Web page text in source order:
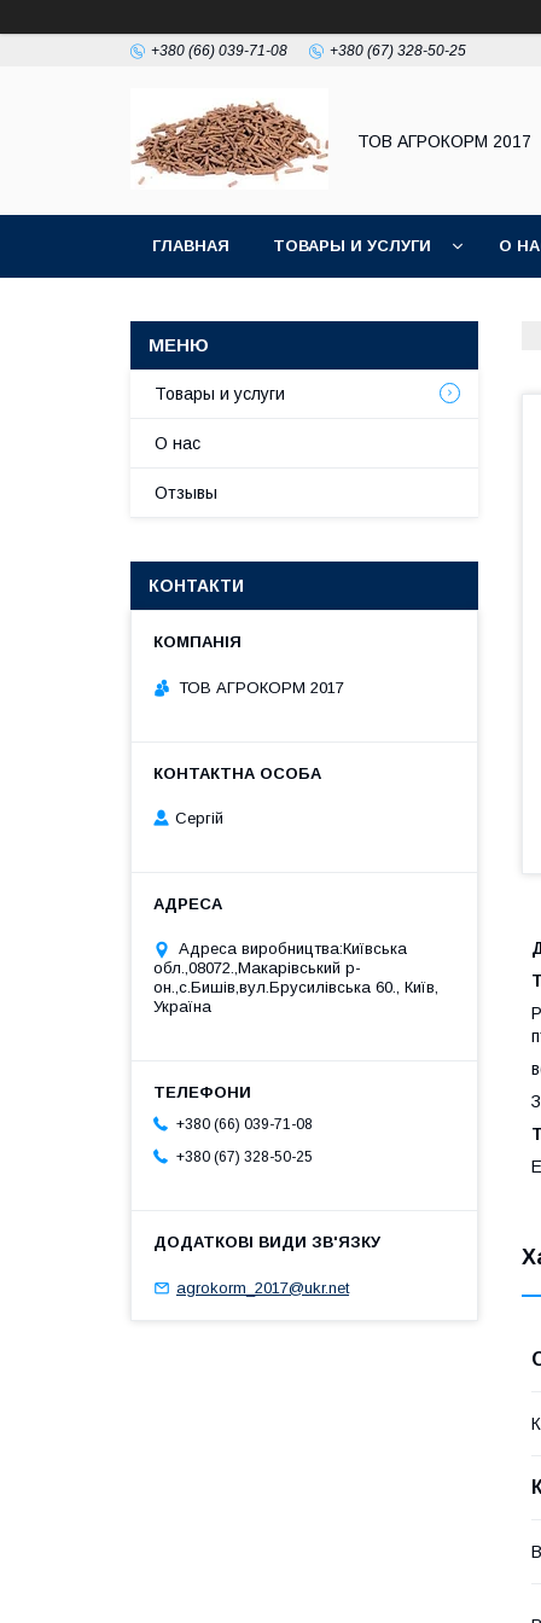
+380 (66) 039-71-08 +380 (67) 328-50-25
ТОВ АГРОКОРМ 2017
ГЛАВНАЯ ТОВАРЫ И УСЛУГИ О
Товары и услуги
О нас
Отзывы
КОНТАКТИ
ТОВ АГРОКОРМ 2017
Сергій
Адреса виробництва:Київська
обл.,08072.,Макарівський р-
он.,с.Бишів,вул.Брусилівська 60., Київ,
Україна
+380 (66) 039-71-08
+380 (67) 328-50-25
agrokorm_2017@ukr.net